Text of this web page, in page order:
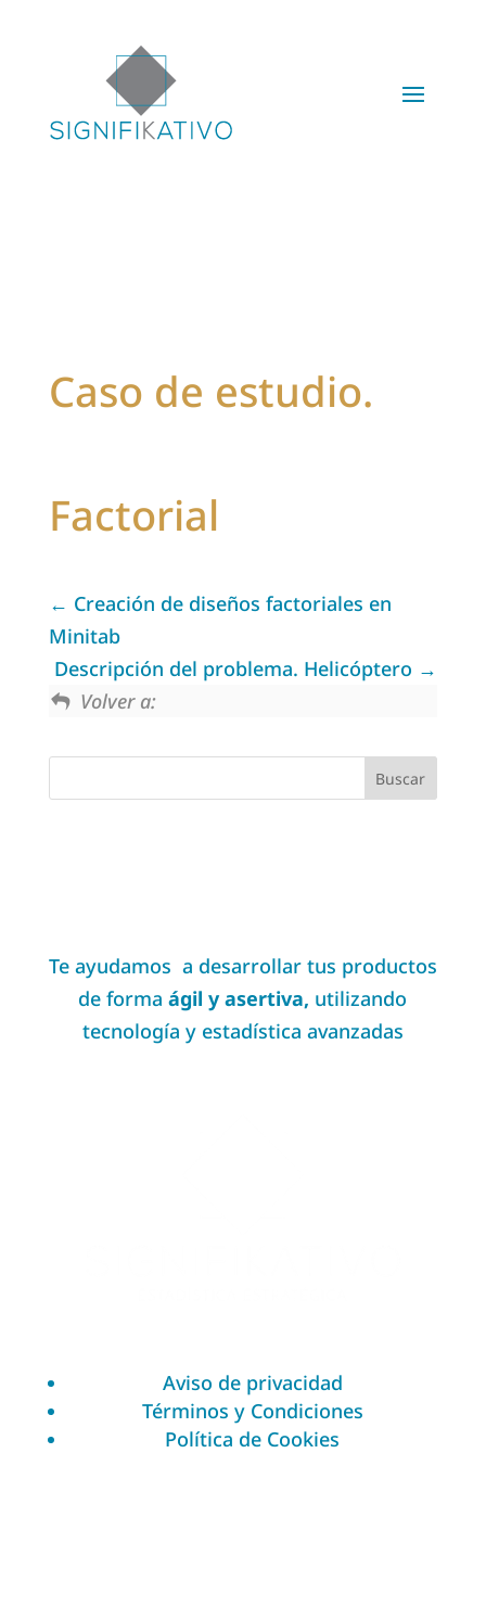
Caso de estudio.
Factorial
Creación de diseños factoriales en
Minitab
Descripción del problema. Helicóptero
Volver a:
Te ayudamos a desarrollar tus productos
de formaágil y asertiva, utilizando
tecnología y estadística avanzadas
Aviso de privacidad
Términos y Condiciones
Política de Cookies